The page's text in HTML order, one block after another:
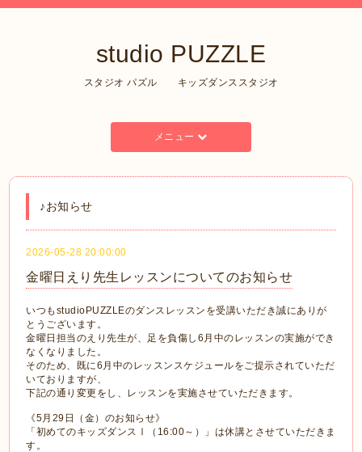
studio PUZZLE
スタジオ パズル キッズダンススタジオ
メニュー
♪お知らせ
2026-05-28 20:00:00
金曜日えり先生レッスンについてのお知らせ
いつもstudioPUZZLEのダンスレッスンを受講いただき誠にありが
とうございます。
金曜日担当のえり先生が、足を負傷し6月中のレッスンの実施ができ
なくなりました。
そのため、既に6月中のレッスンスケジュールをご提示されていただ
いておりますが、
下記の通り変更をし、レッスンを実施させていただきます。
《5月29日（金）のお知らせ》
「初めてのキッズダンスⅠ（16:00～）」は休講とさせていただきま
す。